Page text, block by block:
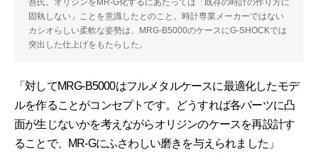
吾氏。オリジンをMR-G化するにあたっては「既存の時計の作り方に
固執しない」ことを意識したとのこと。時計専業メーカーではない
カシオらしい柔軟な姿勢は、MRG-B5000のケースにG-SHOCKでは
突出した仕上げをもたらした。
「対してMRG-B5000はフルメタルケースに最適化したモデ
ルを作ることがコンセプトです。どうすれば各パーツに凸
面が生じないかを考えながらオリジンのケースを再設計す
ることで、MR-Gにふさわしい磨きを与えられました」